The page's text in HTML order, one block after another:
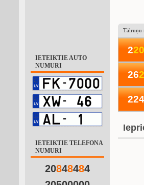
IETEIKTIE AUTO
NUMURI
IETEIKTIE TELEFONA
NUMURI
20848484
Tālruņu
220
262
224